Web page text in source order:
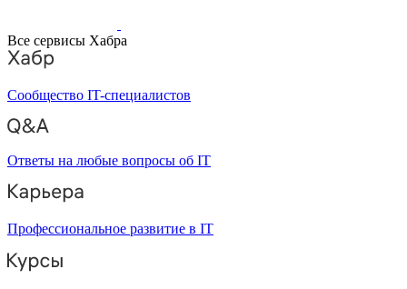
Все сервисы Хабра
Сообщество IT-специалистов
Ответы на любые вопросы об IT
Профессиональное развитие в IT